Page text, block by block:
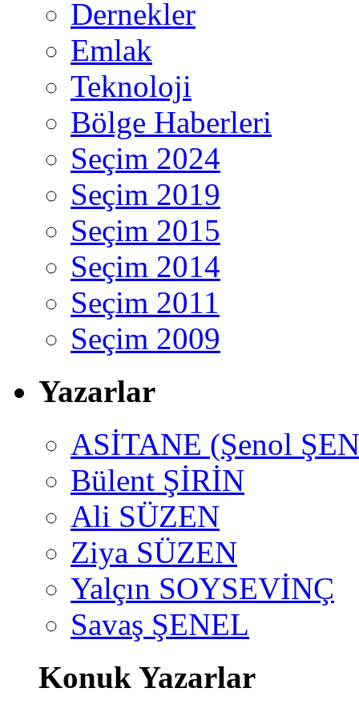
Dernekler
Emlak
Teknoloji
Bölge Haberleri
Seçim 2024
Seçim 2019
Seçim 2015
Seçim 2014
Seçim 2011
Seçim 2009
Yazarlar
ASİTANE (Şenol
Bülent ŞİRİN
Ali SÜZEN
Ziya SÜZEN
Yalçın SOYSEVİNÇ
Savaş ŞENEL
Konuk Yazarlar